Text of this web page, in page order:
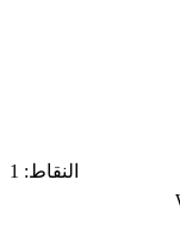
النقاط: 1